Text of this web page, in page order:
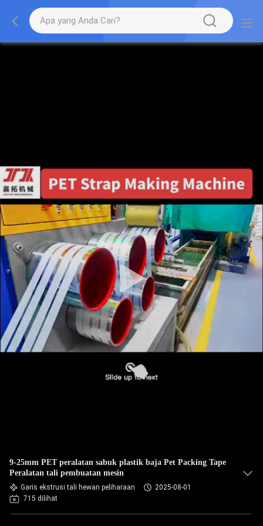
9-25mm PET peralatan sabuk plastik baja Pet Packing Tape
Peralatan tali pembuatan mesin
Garis ekstrusi tali hewan peliharaan
2025-08-01
715 dilihat